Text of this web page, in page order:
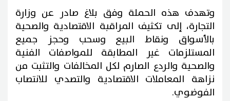
وتهدف هذه الحملة وفق بلاغ صادر عن وزارة
التجارة، إلى تكثيف المراقبة الاقتصادية والصحية
بالأسواق ونقاط البيع وسحب وحجز جميع
المستلزمات غير المطابقة للمواصفات الفنية
والصحية والردع الصارم لكل المخالفات والتثبت من
نزاهة المعاملات الاقتصادية والتصدي للانتصاب
الفوضوي.